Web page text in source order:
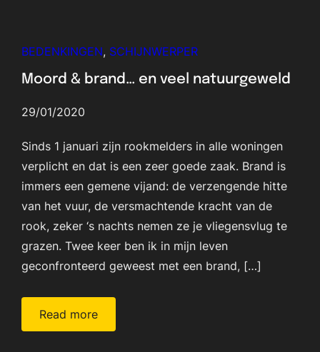
BEDENKINGEN, SCHIJNWERPER
Moord & brand… en veel natuurgeweld
29/01/2020
Sinds 1 januari zijn rookmelders in alle woningen
verplicht en dat is een zeer goede zaak. Brand is
immers een gemene vijand: de verzengende hitte
van het vuur, de versmachtende kracht van de
rook, zeker ‘s nachts nemen ze je vliegensvlug te
grazen. Twee keer ben ik in mijn leven
geconfronteerd geweest met een brand, […]
Read more